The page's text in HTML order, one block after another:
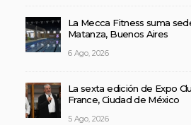
La Mecca Fitness suma
Matanza, Buenos Aires
6 Ago, 2026
La sexta edición de Expo
France, Ciudad de México
5 Ago, 2026